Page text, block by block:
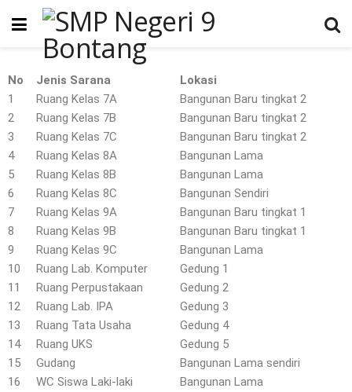
No Jenis Sarana
Lokasi
1
Ruang Kelas 7A
Bangunan Baru tingkat 2
2
Ruang Kelas 7B
Bangunan Baru tingkat 2
3
Ruang Kelas 7C
Bangunan Baru tingkat 2
4
Ruang Kelas 8A
Bangunan Lama
5
Ruang Kelas 8B
Bangunan Lama
6
Ruang Kelas 8C
Bangunan Sendiri
7
Ruang Kelas 9A
Bangunan Baru tingkat 1
8
Ruang Kelas 9B
Bangunan Baru tingkat 1
9
Ruang Kelas 9C
Bangunan Lama
10
Ruang Lab. Komputer
Gedung 1
11
Ruang Perpustakaan
Gedung 2
12
Ruang Lab. IPA
Gedung 3
13
Ruang Tata Usaha
Gedung 4
14
Ruang UKS
Gedung 5
15
Gudang
Bangunan Lama sendiri
16
WC Siswa Laki-laki
Bangunan Lama